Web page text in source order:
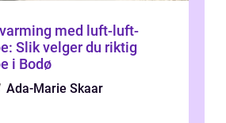
med luft-luft-
Slik velger du riktig
i Bodø
Ada-Marie Skaar